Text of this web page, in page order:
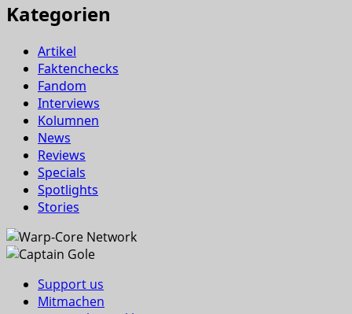
Kategorien
Artikel
Faktenchecks
Fandom
Interviews
Kolumnen
News
Reviews
Specials
Spotlights
Stories
Support us
Mitmachen